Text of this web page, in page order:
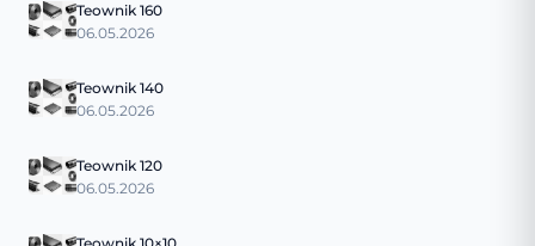
Teownik 160
06.05.2026
Teownik 140
06.05.2026
Teownik 120
06.05.2026